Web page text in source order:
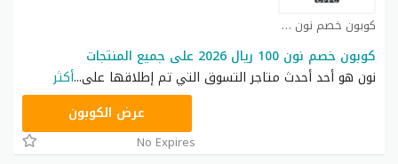
كوبون خصم نون كوبون
كوبون خصم نون 100 ريال 2026 على جميع المنتجات
نون هو أحد أحدث متاجر التسوق التي تم إطلاقها على...أكثر
RRF24عرض الكوبون
No Expires